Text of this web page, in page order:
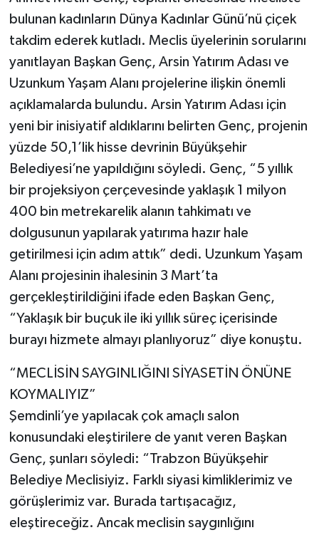
bulunan kadınların Dünya Kadınlar Günü’nü çiçek
takdim ederek kutladı. Meclis üyelerinin sorularını
yanıtlayan Başkan Genç, Arsin Yatırım Adası ve
Uzunkum Yaşam Alanı projelerine ilişkin önemli
açıklamalarda bulundu. Arsin Yatırım Adası için
yeni bir inisiyatif aldıklarını belirten Genç, projenin
yüzde 50,1’lik hisse devrinin Büyükşehir
Belediyesi’ne yapıldığını söyledi. Genç, “5 yıllık
bir projeksiyon çerçevesinde yaklaşık 1 milyon
400 bin metrekarelik alanın tahkimatı ve
dolgusunun yapılarak yatırıma hazır hale
getirilmesi için adım attık” dedi. Uzunkum Yaşam
Alanı projesinin ihalesinin 3 Mart’ta
gerçekleştirildiğini ifade eden Başkan Genç,
“Yaklaşık bir buçuk ile iki yıllık süreç içerisinde
burayı hizmete almayı planlıyoruz” diye konuştu.
“MECLİSİN SAYGINLIĞINI SİYASETİN ÖNÜNE
KOYMALIYIZ”
Şemdinli’ye yapılacak çok amaçlı salon
konusundaki eleştirilere de yanıt veren Başkan
Genç, şunları söyledi: “Trabzon Büyükşehir
Belediye Meclisiyiz. Farklı siyasi kimliklerimiz ve
görüşlerimiz var. Burada tartışacağız,
eleştireceğiz. Ancak meclisin saygınlığını